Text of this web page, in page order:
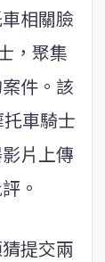
相關臉
，聚集
件。該
車騎士
片上傳
。
提交兩